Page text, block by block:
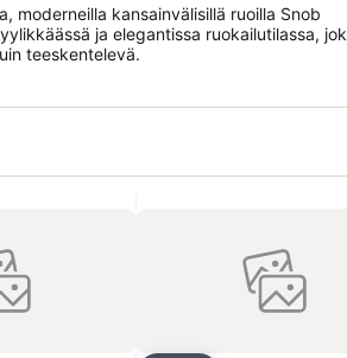
moderneilla kansainvälisillä ruoilla Snob
ja elegantissa ruokailutilassa,
teeskentelevä.